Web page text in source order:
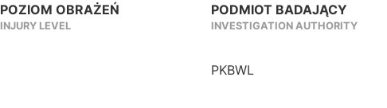
POZIOM OBRAŻEŃ
INJURY LEVEL
PODMIOT BADAJĄCY
INVESTIGATION AUTHORITY
PKBWL